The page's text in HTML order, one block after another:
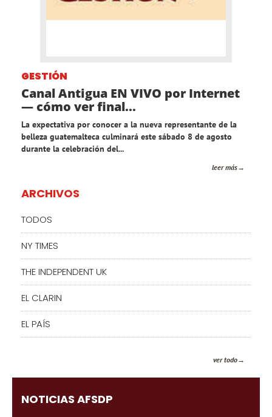
GESTIÓN
Canal Antigua EN VIVO por Internet
— cómo ver final...
La expectativa por conocer a la nueva representante de la
belleza guatemalteca culminará este sábado 8 de agosto
durante la celebración del...
leer más
ARCHIVOS
TODOS
NY TIMES
THE INDEPENDENT UK
EL CLARIN
EL PAÍS
ver todo
NOTICIAS AFSDP